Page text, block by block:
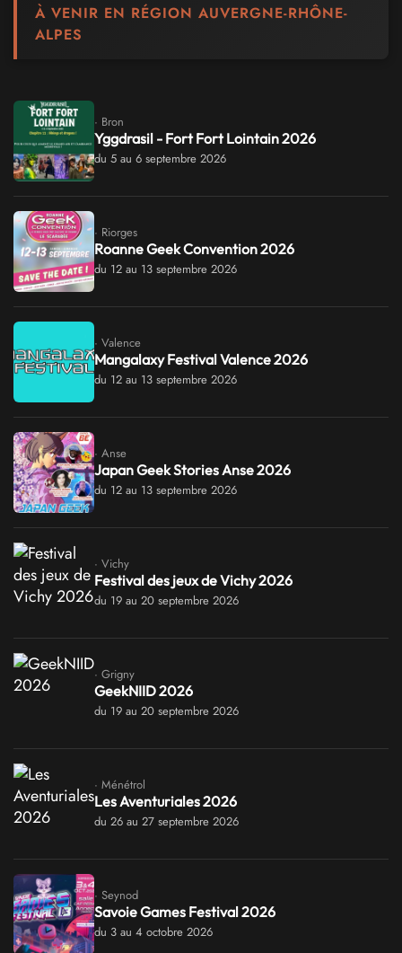
À VENIR EN RÉGION AUVERGNE-RHÔNE-
ALPES
· Bron
Yggdrasil - Fort Fort Lointain 2026
du 5 au 6 septembre 2026
· Riorges
Roanne Geek Convention 2026
du 12 au 13 septembre 2026
· Valence
Mangalaxy Festival Valence 2026
du 12 au 13 septembre 2026
· Anse
Japan Geek Stories Anse 2026
du 12 au 13 septembre 2026
· Vichy
Festival des jeux de Vichy 2026
du 19 au 20 septembre 2026
· Grigny
GeekNIID 2026
du 19 au 20 septembre 2026
· Ménétrol
Les Aventuriales 2026
du 26 au 27 septembre 2026
· Seynod
Savoie Games Festival 2026
du 3 au 4 octobre 2026